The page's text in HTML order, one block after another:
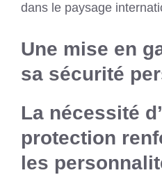
dans le paysage
Une mise en
sa sécurité
La nécessité
protection
les